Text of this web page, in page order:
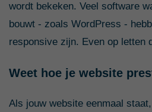
wordt bekeken. Veel software
bouwt - zoals WordPress -
responsive zijn. Even op letten
Weet hoe je website
Als jouw website eenmaal